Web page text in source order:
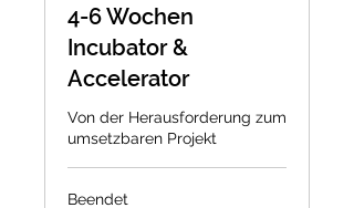
4-6 Wochen
Incubator &
Accelerator
Von der Herausforderung zum
umsetzbaren Projekt
Beendet